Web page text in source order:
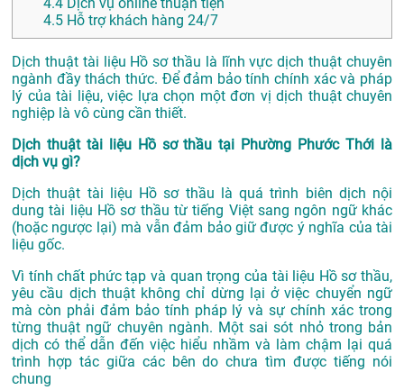
4.4 Dịch vụ online thuận tiện
4.5 Hỗ trợ khách hàng 24/7
Dịch thuật tài liệu Hồ sơ thầu là lĩnh vực dịch thuật chuyên
ngành đầy thách thức. Để đảm bảo tính chính xác và pháp
lý của tài liệu, việc lựa chọn một đơn vị dịch thuật chuyên
nghiệp là vô cùng cần thiết.
Dịch thuật tài liệu Hồ sơ thầu tại Phường Phước Thới là
dịch vụ gì?
Dịch thuật tài liệu Hồ sơ thầu là quá trình biên dịch nội
dung tài liệu Hồ sơ thầu từ tiếng Việt sang ngôn ngữ khác
(hoặc ngược lại) mà vẫn đảm bảo giữ được ý nghĩa của tài
liệu gốc.
Vì tính chất phức tạp và quan trọng của tài liệu Hồ sơ thầu,
yêu cầu dịch thuật không chỉ dừng lại ở việc chuyển ngữ
mà còn phải đảm bảo tính pháp lý và sự chính xác trong
từng thuật ngữ chuyên ngành. Một sai sót nhỏ trong bản
dịch có thể dẫn đến việc hiểu nhầm và làm chậm lại quá
trình hợp tác giữa các bên do chưa tìm được tiếng nói
chung